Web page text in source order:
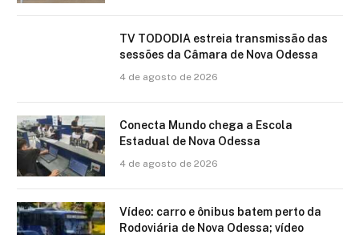
TV TODODIA estreia transmissão das
sessões da Câmara de Nova Odessa
4 de agosto de 2026
Conecta Mundo chega a Escola
Estadual de Nova Odessa
4 de agosto de 2026
Vídeo: carro e ônibus batem perto da
Rodoviária de Nova Odessa; vídeo